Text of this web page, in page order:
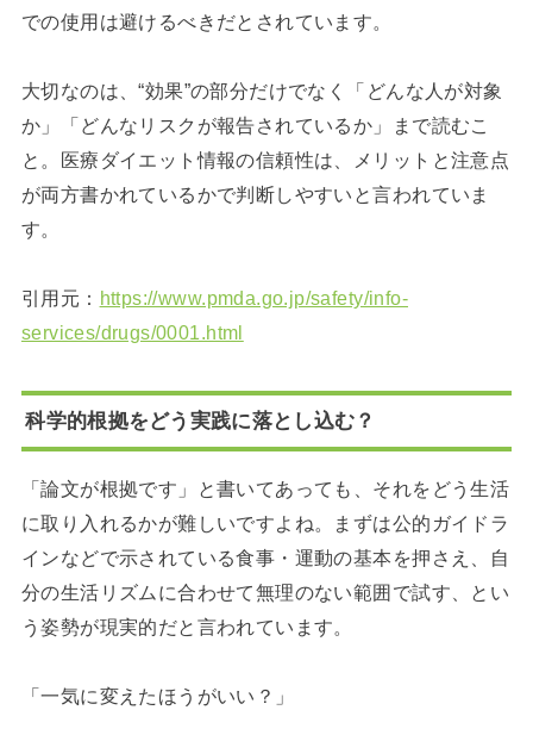
での使用は避けるべきだとされています。
大切なのは、“効果”の部分だけでなく「どんな人が対象
か」「どんなリスクが報告されているか」まで読むこ
と。医療ダイエット情報の信頼性は、メリットと注意点
が両方書かれているかで判断しやすいと言われていま
す。
引用元： https://www.pmda.go.jp/safety/info-
services/drugs/0001.html
科学的根拠をどう実践に落とし込む？
「論文が根拠です」と書いてあっても、それをどう生活
に取り入れるかが難しいですよね。まずは公的ガイドラ
インなどで示されている食事・運動の基本を押さえ、自
分の生活リズムに合わせて無理のない範囲で試す、とい
う姿勢が現実的だと言われています。
「一気に変えたほうがいい？」